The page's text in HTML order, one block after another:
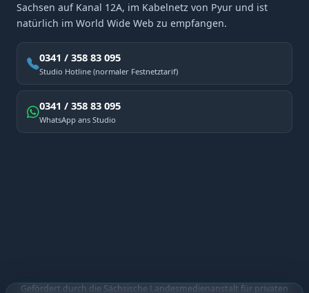
Sachsen auf Kanal 12A, im Kabelnetz von Pyur und ist
natürlich im World Wide Web zu empfangen.
0341 / 358 83 095
Studio Hotline (normaler Festnetztarif)
0341 / 358 83 095
WhatsApp ans Studio
Gefördert durch die Sächsische Landesmedienanstalt für privaten